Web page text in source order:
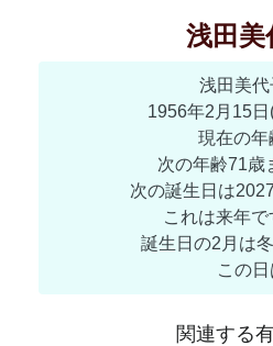
浅田美
浅田美
1956年2月15日
現在の年
次の年齢71歳
次の誕生日は
これは来年で
誕生日の2月は
この日
関連する